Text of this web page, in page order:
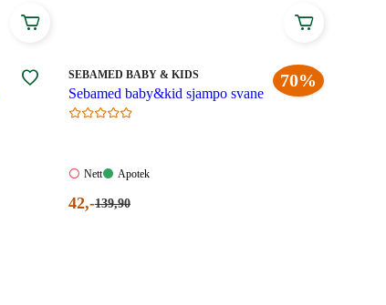
70%
MERKE:
SEBAMED BABY & KIDS
Sebamed baby&kid sjampo svane
Nett:
tilgjengelig
Nett
Apotek:
Apotek
Nåværende
42,-Førpris:
139,90